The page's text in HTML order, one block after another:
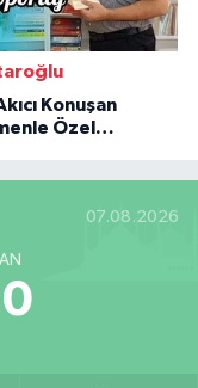
Konuşan
Özel
07.08.2026